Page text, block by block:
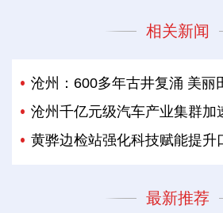
相关新闻
沧州：600多年古井复涌 美丽
沧州千亿元级汽车产业集群加
黄骅边检站强化科技赋能提升
最新推荐